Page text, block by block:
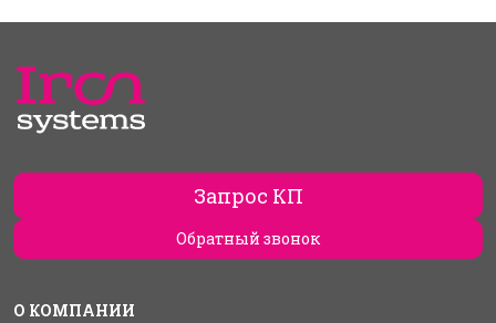
Запрос КП
Обратный звонок
О КОМПАНИИ